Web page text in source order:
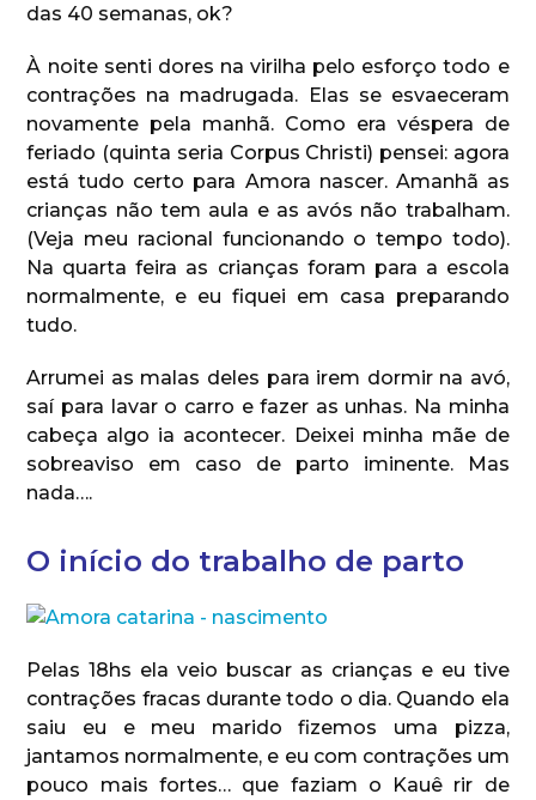
das 40 semanas, ok?
À noite senti dores na virilha pelo esforço todo e
contrações na madrugada. Elas se esvaeceram
novamente pela manhã. Como era véspera de
feriado (quinta seria Corpus Christi) pensei: agora
está tudo certo para Amora nascer. Amanhã as
crianças não tem aula e as avós não trabalham.
(Veja meu racional funcionando o tempo todo).
Na quarta feira as crianças foram para a escola
normalmente, e eu fiquei em casa preparando
tudo.
Arrumei as malas deles para irem dormir na avó,
saí para lavar o carro e fazer as unhas. Na minha
cabeça algo ia acontecer. Deixei minha mãe de
sobreaviso em caso de parto iminente. Mas
nada….
O início do trabalho de parto
Pelas 18hs ela veio buscar as crianças e eu tive
contrações fracas durante todo o dia. Quando ela
saiu eu e meu marido fizemos uma pizza,
jantamos normalmente, e eu com contrações um
pouco mais fortes… que faziam o Kauê rir de